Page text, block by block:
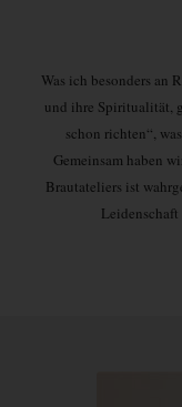
Was ich besonders an
und ihre Spiritualität,
schon richten“,
Gemeinsam haben
Brautateliers ist
Leidenschaft